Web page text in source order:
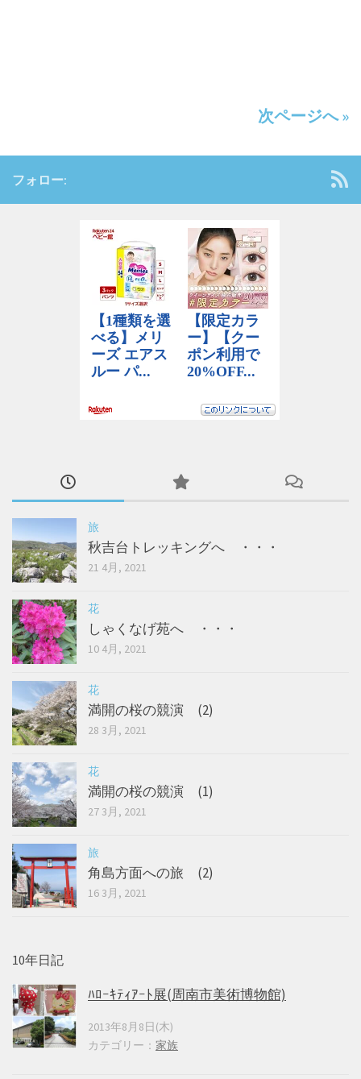
次ページへ »
フォロー:
旅
秋吉台トレッキングへ ・・・
21 4月, 2021
花
しゃくなげ苑へ ・・・
10 4月, 2021
花
満開の桜の競演 (2)
28 3月, 2021
花
満開の桜の競演 (1)
27 3月, 2021
旅
角島方面への旅 (2)
16 3月, 2021
10年日記
ﾊﾛｰｷﾃｨｱｰﾄ展(周南市美術博物館)
2013年8月8日(木)
カテゴリー： 家族